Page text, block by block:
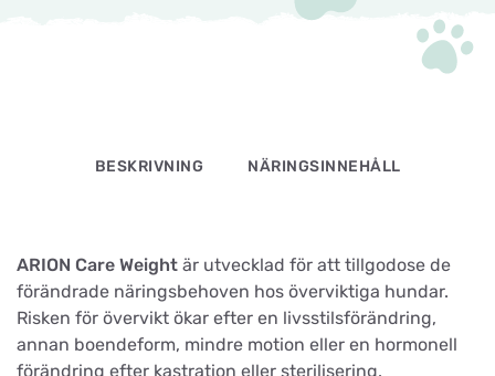
BESKRIVNING NÄRINGSINNEHÅLL
ARION Care Weight är utvecklad för att tillgodose de
förändrade näringsbehoven hos överviktiga hundar.
Risken för övervikt ökar efter en livsstilsförändring,
annan boendeform, mindre motion eller en hormonell
förändring efter kastration eller sterilisering.